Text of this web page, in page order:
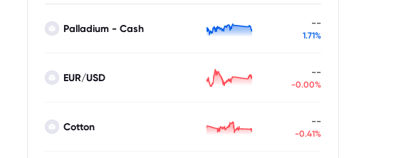
Palladium - Cash --
1.71%
EUR/USD --
-0.00%
Cotton --
-0.41%